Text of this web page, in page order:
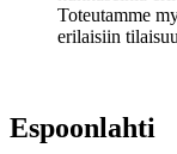
Toteutamme
erilaisiin
Espoonlahti